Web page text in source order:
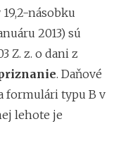
násobku
2013) sú
Z. z. o dani z
. Daňové
formulári typu B v
lehote je